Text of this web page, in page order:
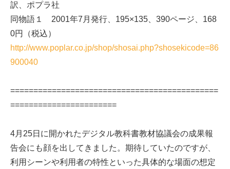
訳、ポプラ社
同物語１ 2001年7月発行、195×135、390ページ、168
0円（税込）
http://www.poplar.co.jp/shop/shosai.php?shosekicode=86
900040
=============================================
=======================
4月25日に開かれたデジタル教科書教材協議会の成果報
告会にも顔を出してきました。期待していたのですが、
利用シーンや利用者の特性といった具体的な場面の想定